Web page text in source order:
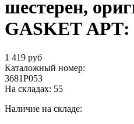
шестерен,
GASKET АРТ:
1 419 руб
Каталожный номер:
3681P053
На складах: 55
Наличие на складе: